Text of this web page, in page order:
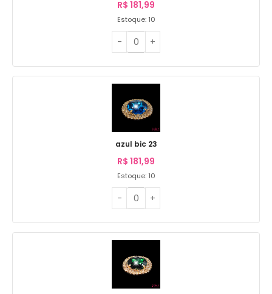
R$ 181,99
Estoque: 10
azul bic 23
R$ 181,99
Estoque: 10